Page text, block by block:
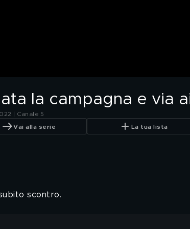
la campagna e via
| Canale 5
Vai alla serie La tua lista
scontro.